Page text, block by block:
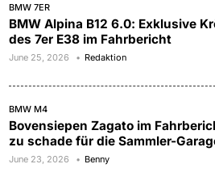
BMW 7ER
BMW Alpina B12 6.0: Exklusive
des 7er E38 im Fahrbericht
June 25, 2026 Redaktion
BMW M4
Bovensiepen Zagato im
zu schade für die Sammler-
June 23, 2026 Benny